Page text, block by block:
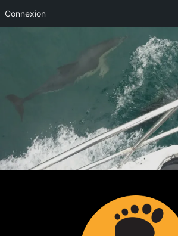
Connexion